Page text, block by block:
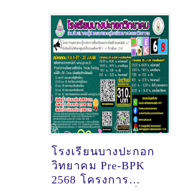
โรงเรียนบางปะกอก
วิทยาคม Pre-BPK
2568 โครงการ